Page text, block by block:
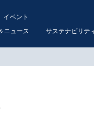
イベント
ニュース サステナビリテ